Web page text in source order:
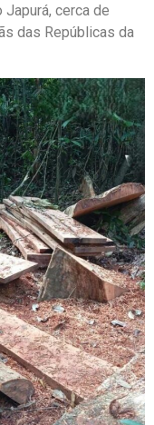
cerca de
das Repúblicas da